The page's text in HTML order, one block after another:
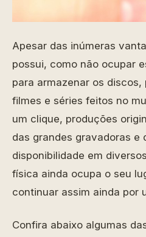
Apesar das inúmeras
possui, como não ocupar
para armazenar os
filmes e séries feitos no
um clique, produções
das grandes gravadoras e
disponibilidade em
física ainda ocupa o seu
continuar assim ainda por
Confira abaixo algumas